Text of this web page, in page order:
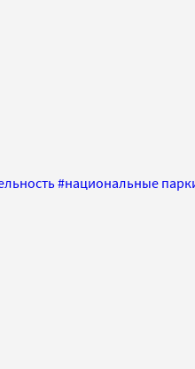
#национальные